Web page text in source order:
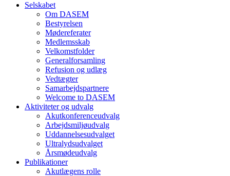
Selskabet
Om DASEM
Bestyrelsen
Mødereferater
Medlemsskab
Velkomstfolder
Generalforsamling
Refusion og udlæg
Vedtægter
Samarbejdspartnere
Welcome to DASEM
Aktiviteter og udvalg
Akutkonferenceudvalg
Arbejdsmiljøudvalg
Uddannelsesudvalget
Ultralydsudvalget
Årsmødeudvalg
Publikationer
Akutlægens rolle